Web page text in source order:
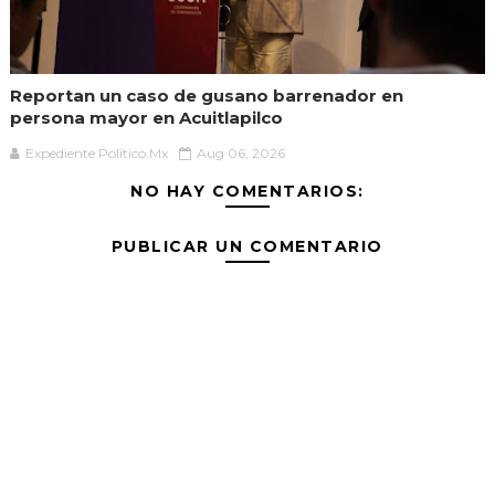
Reportan un caso de gusano barrenador en
persona mayor en Acuitlapilco
Expediente Político.Mx Aug 06, 2026
NO HAY COMENTARIOS:
PUBLICAR UN COMENTARIO